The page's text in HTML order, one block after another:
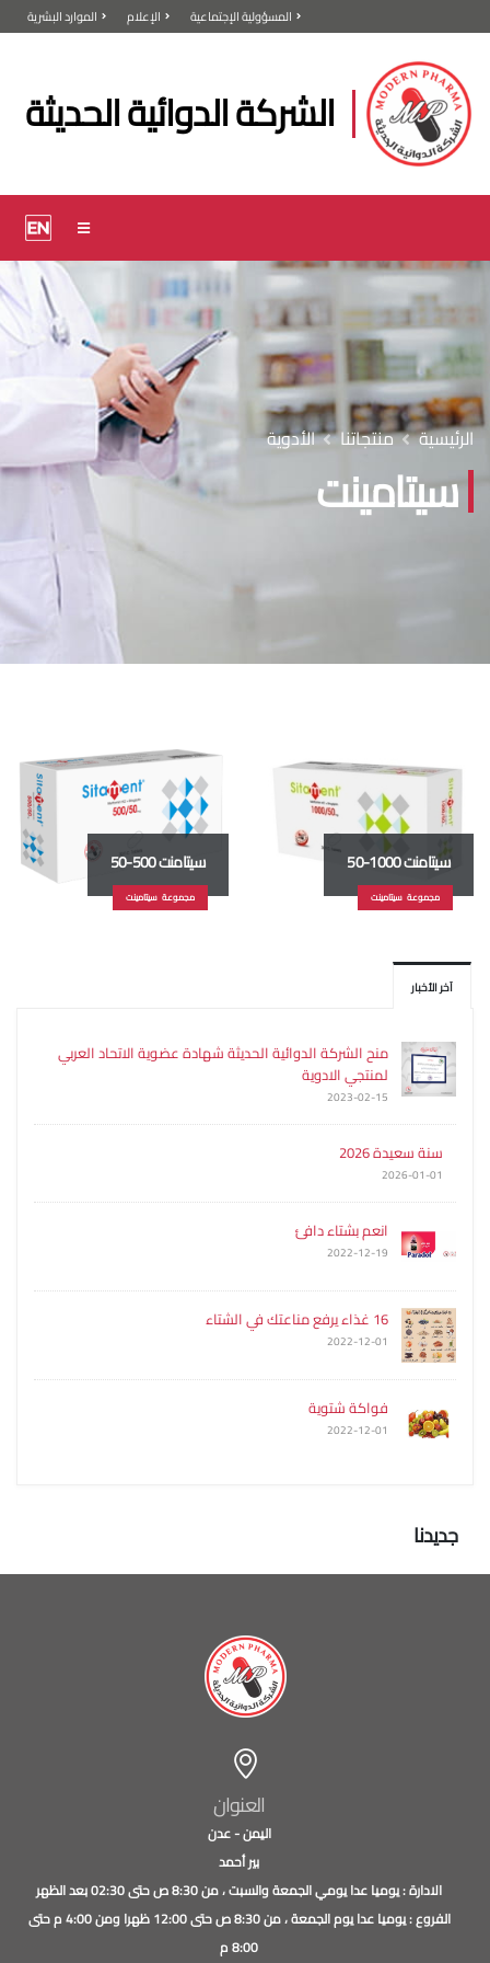
المسؤولية الإجتماعية الإعلام الموارد البشرية
الشركة الدوائية الحديثة
سيتامينت
الرئيسية منتجاتنا الأدوية
آخر الأخبار
منح الشركة الدوائية الحديثة شهادة عضوية الاتحاد العربي
لمنتجي الادوية
2023-02-15
سنة سعيدة 2026
2026-01-01
انعم بشتاء دافئ
2022-12-19
16 غذاء يرفع مناعتك في الشتاء
2022-12-01
فواكة شتوية
2022-12-01
جديدنا
سيتامنت 1000-50
مجموعة سيتامينت
سيتامنت 500-50
مجموعة سيتامينت
العنوان
اليمن - عدن
بير أحمد
الادارة : يوميا عدا يومي الجمعة والسبت ، من 8:30 ص حتى 02:30 بعد الظهر
الفروع : يوميا عدا يوم الجمعة ، من 8:30 ص حتى 12:00 ظهرا ومن 4:00 م حتى
8:00 م